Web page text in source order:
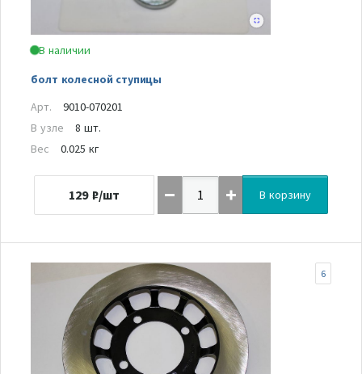
В наличии
болт колесной ступицы
Арт.
9010-070201
В узле
8 шт.
Вес
0.025 кг
129 ₽/шт В корзину
6